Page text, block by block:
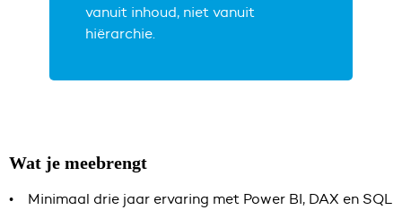
vanuit inhoud, niet vanuit
hiërarchie.
Wat je meebrengt
• Minimaal drie jaar ervaring met Power BI, DAX en SQL